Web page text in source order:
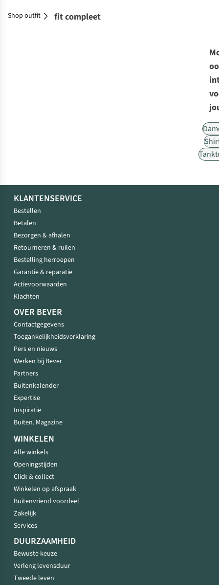
Maak je outfit compleet
Shop outfit
KLANTENSERVICE
Bestellen
Betalen
Bezorgen & afhalen
Retourneren & ruilen
Bestelling herroepen
Garantie & reparatie
Actievoorwaarden
Klachten
OVER BEVER
Contactgegevens
Toegankelijkheidsverklaring
Pers en nieuws
Werken bij Bever
Partners
Buitenkalender
Expertise
Inspiratie
Buiten. Magazine
WINKELEN
Alle winkels
Openingstijden
Click & collect
Winkelen op afspraak
Buitenvriend voordeel
Zakelijk
Services
DUURZAAMHEID
Bewuste keuze
Verleng levensduur
Tweede leven